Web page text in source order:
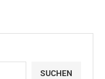
SUCHEN